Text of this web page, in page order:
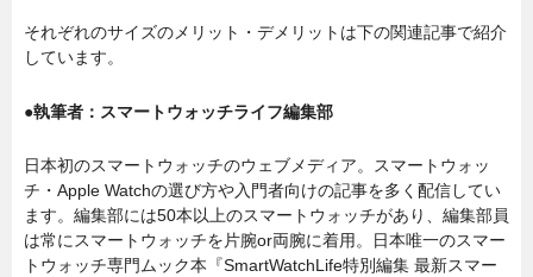
それぞれのサイズのメリット・デメリットは下の関連記事で紹介
しています。
●執筆者：スマートウォッチライフ編集部
日本初のスマートウォッチのウェブメディア。スマートウォッ
チ・Apple Watchの選び方や入門者向けの記事を多く配信してい
ます。編集部には50本以上のスマートウォッチがあり、編集部員
は常にスマートウォッチを片腕or両腕に着用。日本唯一のスマー
トウォッチ専門ムック本『SmartWatchLife特別編集 最新スマー